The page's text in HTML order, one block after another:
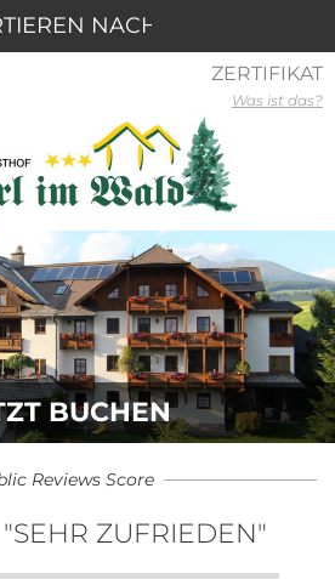
BUCHEN
Reviews Score
"SEHR ZUFRIEDEN"
ZERTIFIKAT
Was ist das?